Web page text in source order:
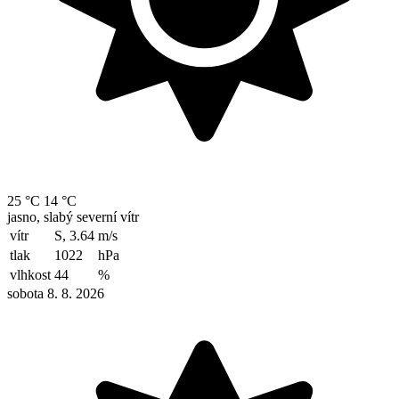
25 °C 14 °C
jasno, slabý severní vítr
vítr
S, 3.64 m/s
tlak
1022
hPa
vlhkost 44
%
sobota 8. 8. 2026